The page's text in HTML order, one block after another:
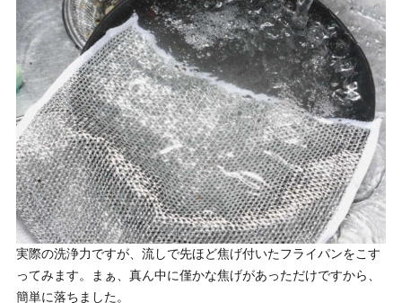
実際の洗浄力ですが、流しで先ほど焦げ付いたフライパンをこす
ってみます。まぁ、真ん中に僅かな焦げがあっただけですから、
簡単に落ちました。